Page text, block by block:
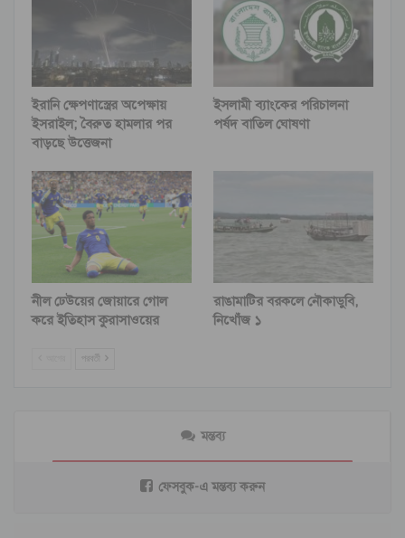
ইরানি ক্ষেপণাস্ত্রের অপেক্ষায়
ইসরাইল; বৈরুত হামলার পর
বাড়ছে উত্তেজনা
ইসলামী ব্যাংকের পরিচালনা
পর্ষদ বাতিল ঘোষণা
নীল ঢেউয়ের জোয়ারে গোল
করে ইতিহাস কুরাসাওয়ের
রাঙামাটির বরকলে নৌকাডুবি,
নিখোঁজ ১
পরবর্তী
মন্তব্য
ফেসবুক-এ মন্তব্য করুন